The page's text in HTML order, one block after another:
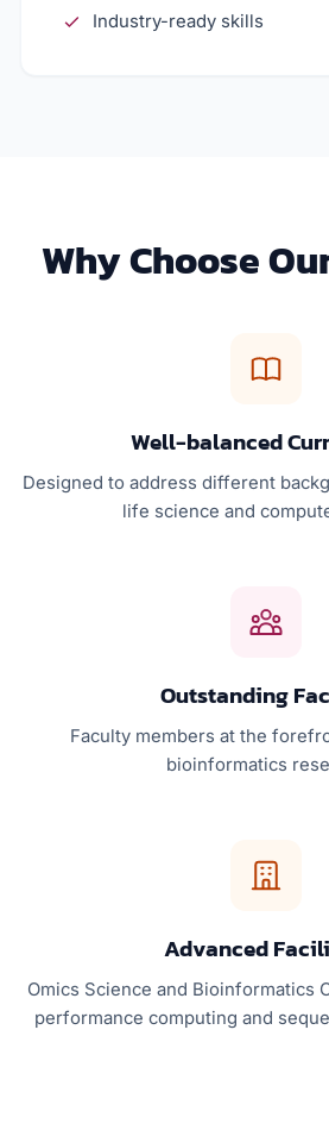
Industry-ready skills
Why Choose
Well-balanced
Designed to address different
life science and
Outstanding
Faculty members at the
bioinformatics
Advanced
Omics Science and Bioinformatics
performance computing and